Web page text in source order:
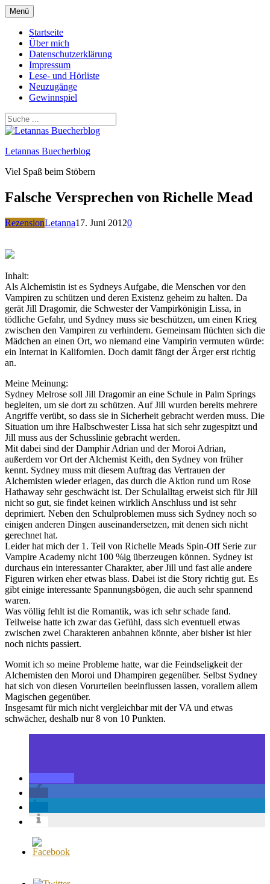
Zum
Inhalt
springen
Menü
Startseite
Über mich
Datenschutzerklärung
Impressum
Lese- und Hörliste
Neuzugänge
Gewinnspiel
Letannas Buecherblog
Viel Spaß beim Stöbern
Falsche Versprechen von Richelle Mead
RezensionLetanna17. Juni 20120
Inhalt:
Als Alchemistin ist es Sydneys Aufgabe, die Menschen vor den
Vampiren zu schützen und deren Existenz geheim zu halten. Da
gerät Jill Dragomir, die Schwester der Vampirkönigin Lissa, in
tödliche Gefahr, und Sydney muss sie beschützen, um einen Krieg
zwischen den Vampiren zu verhindern. Gemeinsam flüchten sich die
Mädchen an einen Ort, wo niemand eine Vampirin vermuten würde:
ein Internat in Kalifornien. Doch damit fängt der Ärger erst richtig
an.
Meine Meinung:
Sydney Melrose soll Jill Dragomir an eine Schule in Palm Springs
begleiten, um sie dort zu schützen. Auf Jill wurden bereits mehrere
Angriffe verübt, so dass sie in Sicherheit gebracht werden muss. Die
Situation um ihre Halbschwester Lissa hat sich sehr zugespitzt und
Jill muss aus der Schusslinie gebracht werden.
Mit dabei sind der Damphir Adrian und der Moroi Adrian,
außerdem vor Ort der Alchemist Keith, den Sydney von früher
kennt. Sydney muss mit diesem Auftrag das Vertrauen der
Alchemisten wieder erlagen, das durch die Aktion rund um Rose
Hathaway sehr geschwächt ist. Der Schulalltag erweist sich für Jill
nicht so gut, sie findet keinen wirklich Anschluss und ist sehr
deprimiert. Neben den Schulproblemen muss sich Sydney noch so
einigen anderen Dingen auseinandersetzen, mit denen sich nicht
gerechnet hat.
Leider hat mich der 1. Teil von Richelle Meads Spin-Off Serie zur
Vampire Academy nicht 100 %ig überzeugen können. Sydney ist
durchaus ein interessanter Charakter, aber Jill und fast alle andere
Figuren wirken eher etwas blass. Dabei ist die Story richtig gut. Es
gibt einige interessante Spannungsbögen, die auch sehr spannend
waren.
Was völlig fehlt ist die Romantik, was ich sehr schade fand.
Teilweise hatte ich zwar das Gefühl, dass sich eventuell etwas
zwischen zwei Charakteren anbahnen könnte, aber bisher ist hier
noch nichts passiert.
Womit ich so meine Probleme hatte, war die Feindseligkeit der
Alchemisten den Moroi und Dhampiren gegenüber. Selbst Sydney
hat sich von diesen Vorurteilen beeinflussen lassen, vorallem allem
Magischen gegenüber.
Insgesamt für mich nicht vergleichbar mit der VA und etwas
schwächer, deshalb nur 8 von 10 Punkten.